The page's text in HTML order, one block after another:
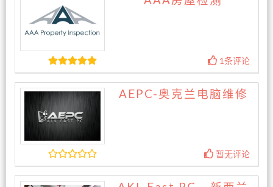
1条评论
AEPC-奥克兰电脑维修
暂无评论